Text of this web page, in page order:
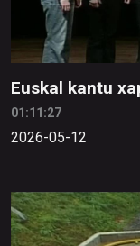
Euskal kantu
01:11:27
2026-05-12